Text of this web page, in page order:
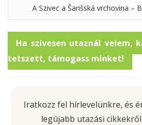
A Szivec a Šarišská vrchovina –
Ha szívesen utaznál velem,
tetszett, támogass minket!
Iratkozz fel hírlevelünkre, és
legújabb utazási